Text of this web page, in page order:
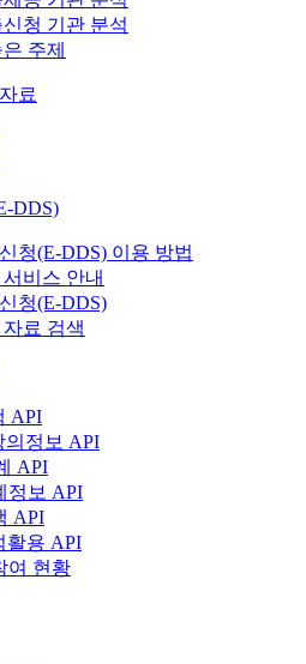
청 기관 분석
주제
료
DDS)
청(E-DDS) 이용 방법
비스 안내
청(E-DDS)
료 검색
API
의정보 API
API
정보 API
API
활용 API
여 현황